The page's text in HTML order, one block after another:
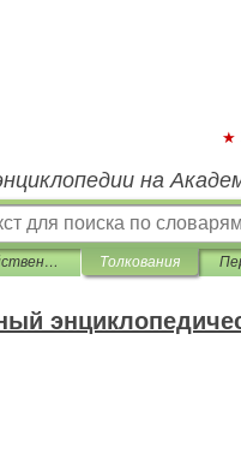
на
Сельско-хозяйственный энциклопедический словарь Толкования